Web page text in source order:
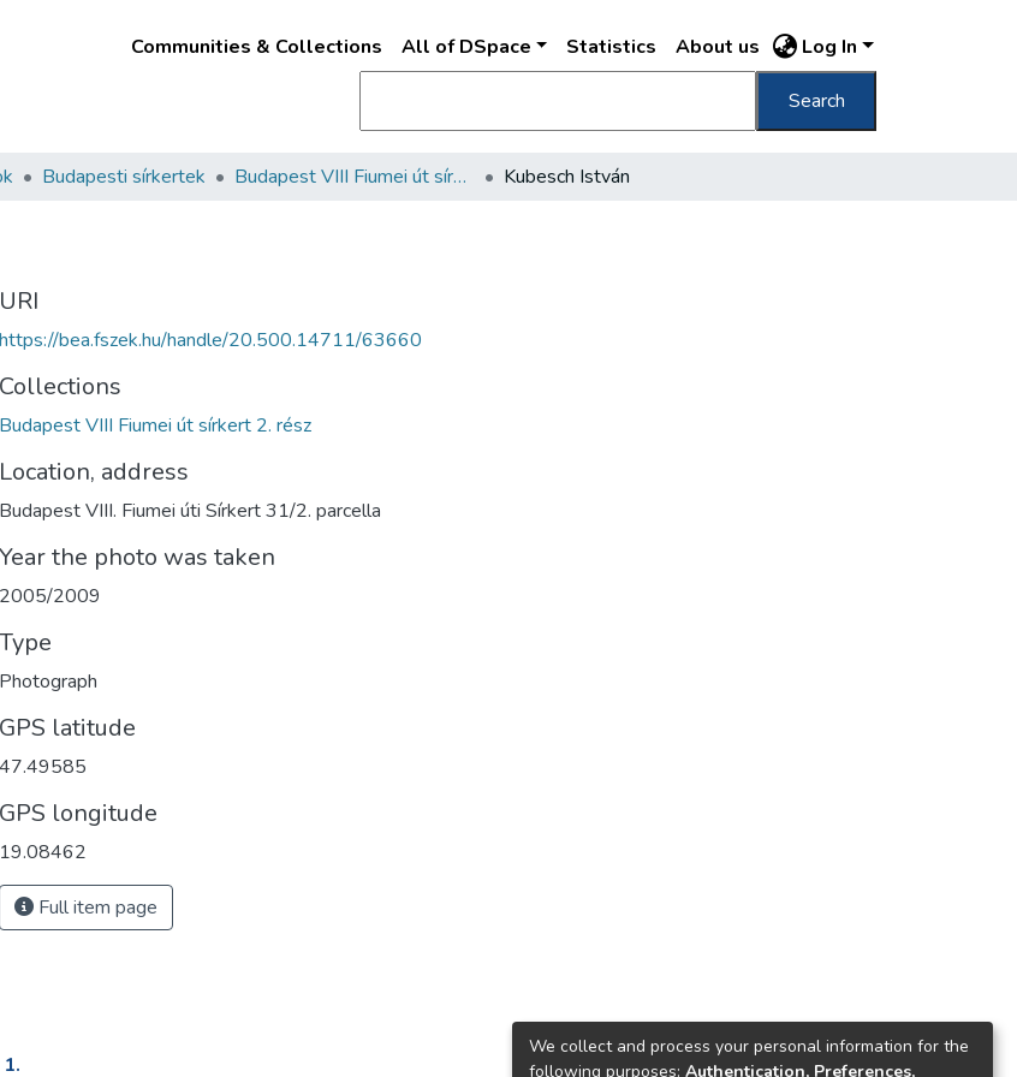
Communities & Collections All of DSpace Statistics About us Log In
Search
Budapesti sírkertek Budapest VIII Fiumei út sírkert 2. rész Kubesch István
URI
https://bea.fszek.hu/handle/20.500.14711/63660
Collections
Budapest VIII Fiumei út sírkert 2. rész
Location, address
Budapest VIII. Fiumei úti Sírkert 31/2. parcella
Year the photo was taken
2005/2009
Type
Photograph
GPS latitude
47.49585
GPS longitude
19.08462
Full item page
We collect and process your personal information for the
following purposes: Authentication, Preferences,